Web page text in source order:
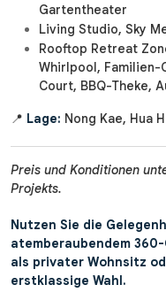
Gartentheater
Living Studio, Sky
Rooftop Retreat
Whirlpool, Familien-
Court, BBQ-Theke,
📍 Lage: Nong Kae, Hua
Preis und Konditionen
Projekts.
Nutzen Sie die
atemberaubendem
als privater Wohnsitz
erstklassige Wahl.